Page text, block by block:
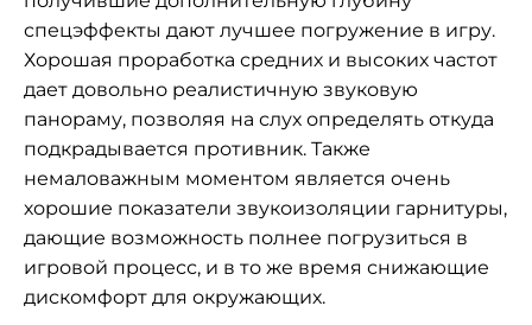
спецэффекты дают лучшее погружение в игру.
Хорошая проработка средних и высоких частот
дает довольно реалистичную звуковую
панораму, позволяя на слух определять откуда
подкрадывается противник. Также
немаловажным моментом является очень
хорошие показатели звукоизоляции гарнитуры,
дающие возможность полнее погрузиться в
игровой процесс, и в то же время снижающие
дискомфорт для окружающих.